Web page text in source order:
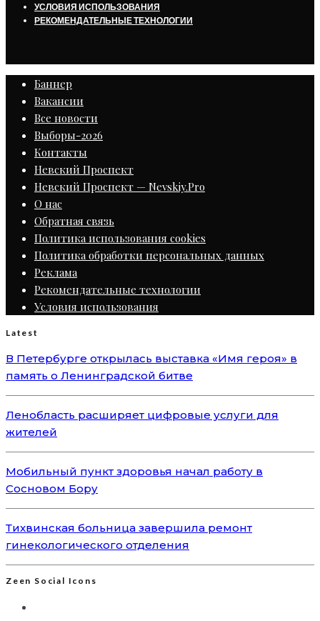
УСЛОВИЯ ИСПОЛЬЗОВАНИЯ
РЕКОМЕНДАТЕЛЬНЫЕ ТЕХНОЛОГИИ
Баннер
Вакансии
Все новости
Выборы-2026
Контакты
Невский Проспект
Невский Проспект — Nevskiy.Pro
О нас
Обратная связь
Политика использования cookies
Политика обработки персональных данных
Реклама
Рекомендательные технологии
Условия использования
Latest
В Петербурге открылась выставка «Имя героя» в
память о Ленинградской битве
Ленобласть расширяет цифровые услуги для
жителей
Мобильный пункт здоровья начал работу в
Сосновом Бору
Тихвинская больница завершила ремонт
гинекологического отделения
Zeen Social Icons